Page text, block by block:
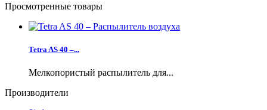
Просмотренные товары
Tetra AS 40 –...
Мелкопористый распылитель для...
Производители